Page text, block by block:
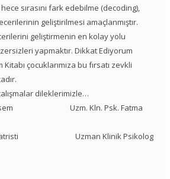
sırasını fark edebilme (decoding),
geliştirilmesi amaçlanmıştır.
geliştirmenin en kolay yolu
yapmaktır. Dikkat Ediyorum
çocuklarımıza bu fırsatı zevkli
dileklerimizle…
Kösem Uzm. Kln. Psk. Fatma
Uzman Klinik Psikolog